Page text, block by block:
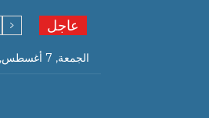
عاجل
الجمعة, 7 أغسطس, 2026